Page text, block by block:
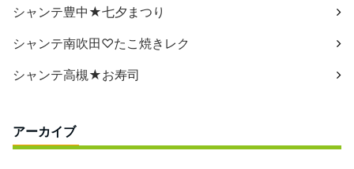
シャンテ豊中★七夕まつり
シャンテ南吹田♡たこ焼きレク
シャンテ高槻★お寿司
アーカイブ